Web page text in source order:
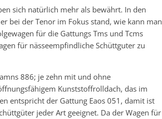
sich natürlich mehr als bewährt. In den
bei der Tenor im Fokus stand, wie kann man
für die Gattungs Tms und Tcms
für nässeempfindliche Schüttguter zu
886; je zehn mit und ohne
Kunststoffrolldach, das im
entspricht der Gattung Eaos 051, damit ist
jeder Art geeignet. Da der Wagen für